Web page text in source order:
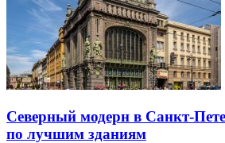
Северный модерн в Санкт-
по лучшим зданиям